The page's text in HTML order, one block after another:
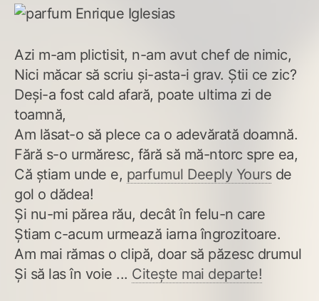
Azi m-am plictisit, n-am avut chef de nimic,
Nici măcar să scriu și-asta-i grav. Știi ce zic?
Deși-a fost cald afară, poate ultima zi de
toamnă,
Am lăsat-o să plece ca o adevărată doamnă.
Fără s-o urmăresc, fără să mă-ntorc spre ea,
Că știam unde e, parfumul Deeply Yoursde
gol o dădea!
Și nu-mi părea rău, decât în felu-n care
Știam c-acum urmează iarna îngrozitoare.
Am mai rămas o clipă, doar să păzesc drumul
Și să las în voie ... Citește mai departe!